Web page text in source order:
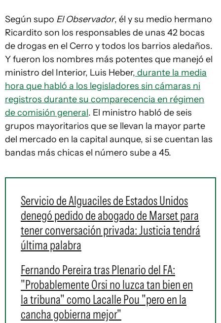
Según supo El Observador, él y su medio hermano
Ricardito son los responsables de unas 42 bocas
de drogas en el Cerro y todos los barrios aledaños.
Y fueron los nombres más potentes que manejó el
ministro del Interior, Luis Heber, durante la media
hora que habló a los legisladores sin cámaras ni
registros durante su comparecencia en régimen
de comisión general. El ministro habló de seis
grupos mayoritarios que se llevan la mayor parte
del mercado en la capital aunque, si se cuentan las
bandas más chicas el número sube a 45.
Servicio de Alguaciles de Estados Unidos
denegó pedido de abogado de Marset para
tener conversación privada: Justicia tendrá
última palabra
Fernando Pereira tras Plenario del FA:
"Probablemente Orsi no luzca tan bien en
la tribuna" como Lacalle Pou "pero en la
cancha gobierna mejor"